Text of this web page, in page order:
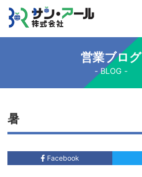
営業ブログ
BLOG
暑
Facebook